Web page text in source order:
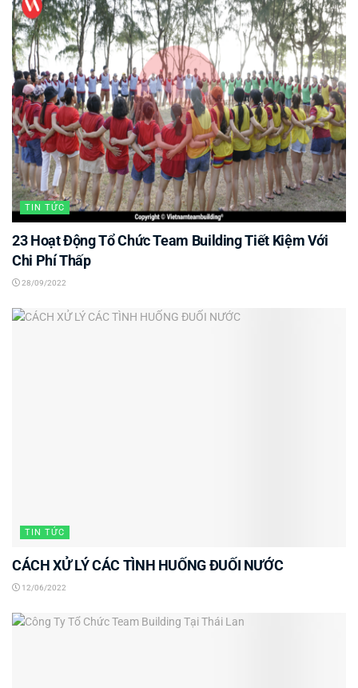
TIN TỨC
23 Hoạt Động Tổ Chức Team Building Tiết Kiệm Với
Chi Phí Thấp
28/09/2022
TIN TỨC
CÁCH XỬ LÝ CÁC TÌNH HUỐNG ĐUỐI NƯỚC
12/06/2022